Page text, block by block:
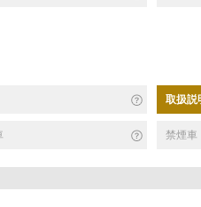
取扱説
禁煙車